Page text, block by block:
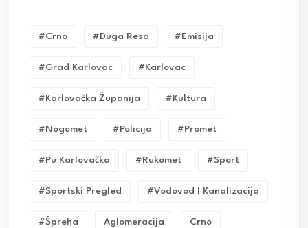
#crno #duga Resa #emisija
#grad Karlovac #karlovac
#karlovačka Županija #kultura
#nogomet #policija #promet
#pu Karlovačka #rukomet #sport
#sportski Pregled #vodovod I Kanalizacija
#Špreha Aglomeracija Crno